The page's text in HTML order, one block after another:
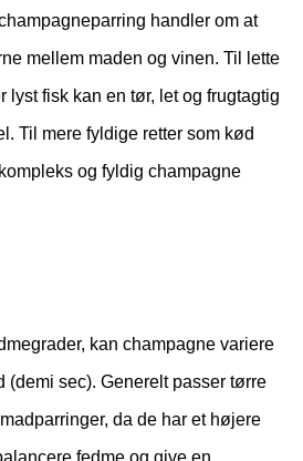
handler om at
mellem maden og vinen. Til lette
lyst fisk kan en tør, let og frugtagtig
Til mere fyldige retter som kød
og fyldig champagne
kan champagne variere
(demi sec). Generelt passer tørre
da de har et højere
fedme og give en